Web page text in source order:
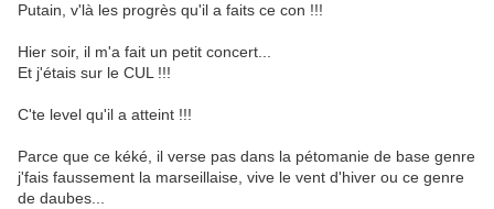
Putain, v'là les progrès qu'il a faits ce con !!!
Hier soir, il m'a fait un petit concert...
Et j'étais sur le CUL !!!
C'te level qu'il a atteint !!!
Parce que ce kéké, il verse pas dans la pétomanie de base genre
j'fais faussement la marseillaise, vive le vent d'hiver ou ce genre
de daubes...